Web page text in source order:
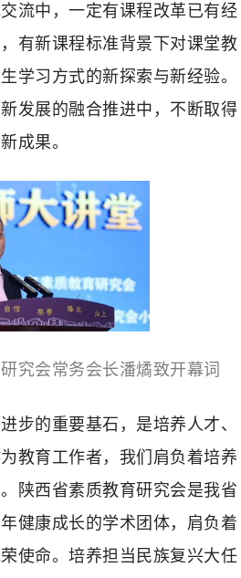
流中，一定有课程改革已有经
有新课程标准背景下对课堂教
学习方式的新探索与新经验。
发展的融合推进中，不断取得
成果。
究会常务会长潘燏致开幕词
步的重要基石，是培养人才、
教育工作者，我们肩负着培养
陕西省素质教育研究会是我省
健康成长的学术团体，肩负着
使命。培养担当民族复兴大任